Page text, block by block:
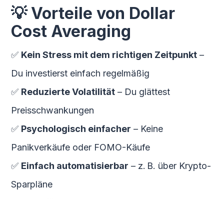
💡 Vorteile von Dollar
Cost Averaging
✅ Kein Stress mit dem richtigen Zeitpunkt –
Du investierst einfach regelmäßig
✅ Reduzierte Volatilität – Du glättest
Preisschwankungen
✅ Psychologisch einfacher – Keine
Panikverkäufe oder FOMO-Käufe
✅ Einfach automatisierbar – z. B. über Krypto-
Sparpläne